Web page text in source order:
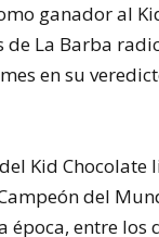
ganador al
La Barba
en su
Kid
del
entre los